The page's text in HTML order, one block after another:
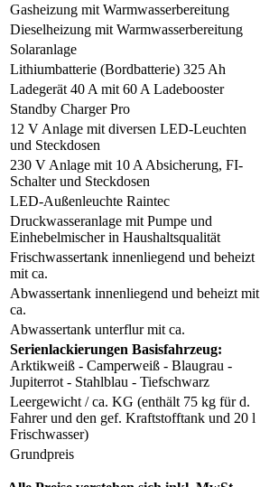
Gasheizung mit Warmwasserbereitung
Dieselheizung mit Warmwasserbereitung
Solaranlage
Lithiumbatterie (Bordbatterie) 325 Ah
Ladegerät 40 A mit 60 A Ladebooster
Standby Charger Pro
12 V Anlage mit diversen LED-Leuchten
und Steckdosen
230 V Anlage mit 10 A Absicherung, FI-
Schalter und Steckdosen
LED-Außenleuchte Raintec
Druckwasseranlage mit Pumpe und
Einhebelmischer in Haushaltsqualität
Frischwassertank innenliegend und beheizt
mit ca.
Abwassertank innenliegend und beheizt mit
ca.
Abwassertank unterflur mit ca.
Serienlackierungen Basisfahrzeug:
Arktikweiß - Camperweiß - Blaugrau -
Jupiterrot - Stahlblau - Tiefschwarz
Leergewicht / ca. KG (enthält 75 kg für d.
Fahrer und den gef. Kraftstofftank und 20 l
Frischwasser)
Grundpreis